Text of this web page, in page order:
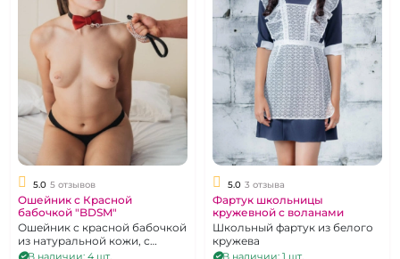
5.0 5 отзывов
Ошейник с Красной
бабочкой "BDSM"
Ошейник с красной бабочкой
из натуральной кожи, с
колечком для фиксации,
В наличии: 4 шт.
5.0 3 отзыва
Фартук школьницы
кружевной с воланами
Школьный фартук из белого
кружева
В наличии: 1 шт.